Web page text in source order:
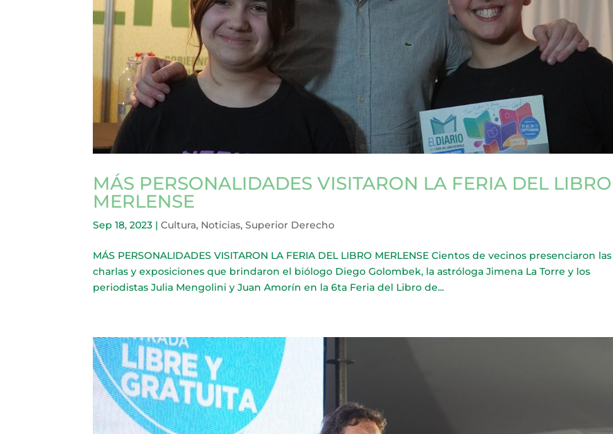
MÁS PERSONALIDADES VISITARON LA FERIA DEL LIBRO
MERLENSE
Sep 18, 2023 |Cultura, Noticias,Superior Derecho
MÁS PERSONALIDADES VISITARON LA FERIA DEL LIBRO MERLENSE Cientos de vecinos presenciaron las
charlas y exposiciones que brindaron el biólogo Diego Golombek, la astróloga Jimena La Torre y los
periodistas Julia Mengolini y Juan Amorín en la 6ta Feria del Libro de...